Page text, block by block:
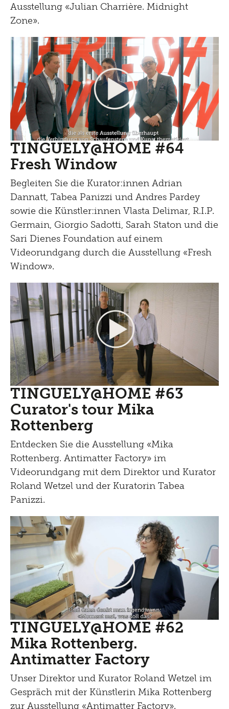
Ausstellung «Julian Charrière. Midnight
Zone».
TINGUELY@HOME #64
Fresh Window
Begleiten Sie die Kurator:innen Adrian
Dannatt, Tabea Panizzi und Andres Pardey
sowie die Künstler:innen Vlasta Delimar, R.I.P.
Germain, Giorgio Sadotti, Sarah Staton und die
Sari Dienes Foundation auf einem
Videorundgang durch die Ausstellung «Fresh
Window».
TINGUELY@HOME #63
Curator's tour Mika
Rottenberg
Entdecken Sie die Ausstellung «Mika
Rottenberg. Antimatter Factory» im
Videorundgang mit dem Direktor und Kurator
Roland Wetzel und der Kuratorin Tabea
Panizzi.
TINGUELY@HOME #62
Mika Rottenberg.
Antimatter Factory
Unser Direktor und Kurator Roland Wetzel im
Gespräch mit der Künstlerin Mika Rottenberg
zur Ausstellung «Antimatter Factory».